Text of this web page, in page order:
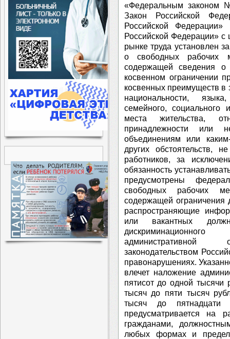
«Федеральным
Закон Российской
Российской
Российской Федерации»
рынке труда установлен
о свободных рабочих
содержащей сведения
косвенном ограничении
косвенных преимуществ в
национальности,
семейного, социального
места жительства,
принадлежности или
объединениям или
других обстоятельств,
работников, за
обязанность
предусмотрены
свободных рабочих
содержащей ограничения
распространяющие
или вакантных
административной
законодательством
правонарушениях.
влечет наложение
пятисот до одной тысячи
тысяч до пяти тысяч
тысяч до пятнадцати
предусматривается на
гражданами,
любых формах и